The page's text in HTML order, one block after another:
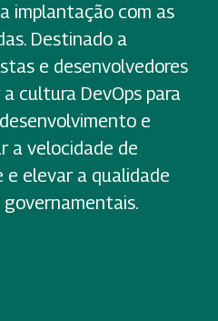
implantação com as
Destinado a
e desenvolvedores
cultura DevOps para
e
a velocidade de
elevar a qualidade